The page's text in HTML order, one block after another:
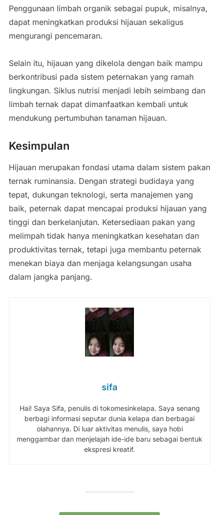
Penggunaan limbah organik sebagai pupuk, misalnya,
dapat meningkatkan produksi hijauan sekaligus
mengurangi pencemaran.
Selain itu, hijauan yang dikelola dengan baik mampu
berkontribusi pada sistem peternakan yang ramah
lingkungan. Siklus nutrisi menjadi lebih seimbang dan
limbah ternak dapat dimanfaatkan kembali untuk
mendukung pertumbuhan tanaman hijauan.
Kesimpulan
Hijauan merupakan fondasi utama dalam sistem pakan
ternak ruminansia. Dengan strategi budidaya yang
tepat, dukungan teknologi, serta manajemen yang
baik, peternak dapat mencapai produksi hijauan yang
tinggi dan berkelanjutan. Ketersediaan pakan yang
melimpah tidak hanya meningkatkan kesehatan dan
produktivitas ternak, tetapi juga membantu peternak
menekan biaya dan menjaga kelangsungan usaha
dalam jangka panjang.
sifa
Hai! Saya Sifa, penulis di tokomesinkelapa. Saya senang
berbagi informasi seputar dunia kelapa dan berbagai
olahannya. Di luar aktivitas menulis, saya hobi
menggambar dan menjelajah ide-ide baru sebagai bentuk
ekspresi kreatif.